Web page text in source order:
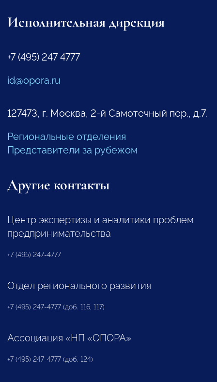
Исполнительная дирекция
+7 (495) 247 4777
id@opora.ru
127473, г. Москва, 2-й Самотечный пер., д.7.
Региональные отделения
Представители за рубежом
Другие контакты
Центр экспертизы и аналитики проблем
предпринимательства
+7 (495) 247-4777
Отдел регионального развития
+7 (495) 247-4777 (доб. 116, 117)
Ассоциация «НП «ОПОРА»
+7 (495) 247-4777 (доб. 124)